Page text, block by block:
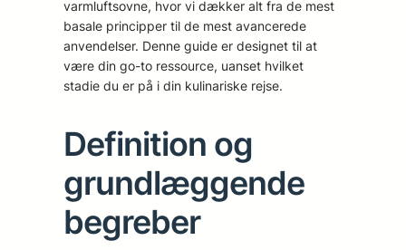
varmluftsovne, hvor vi dækker alt fra de mest
basale principper til de mest avancerede
anvendelser. Denne guide er designet til at
være din go-to ressource, uanset hvilket
stadie du er på i din kulinariske rejse.
Definition og
grundlæggende
begreber